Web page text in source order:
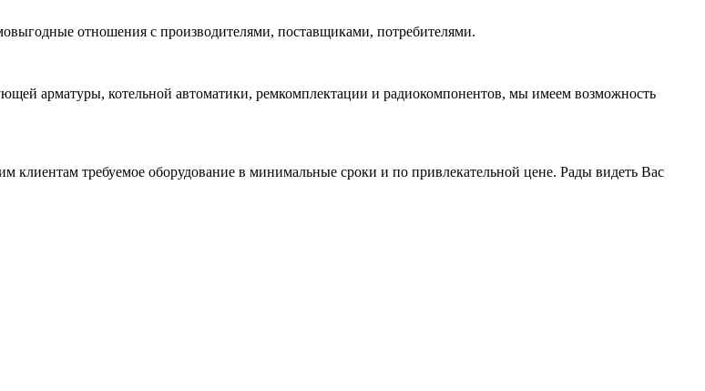
отношения с производителями, поставщиками, потребителями.
арматуры, котельной автоматики, ремкомплектации и радиокомпонентов, мы имеем возможность
требуемое оборудование в минимальные сроки и по привлекательной цене. Рады видеть Вас